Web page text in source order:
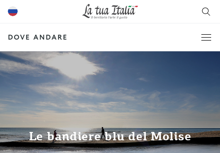
DOVE ANDARE
Le bandiere blu del Molise